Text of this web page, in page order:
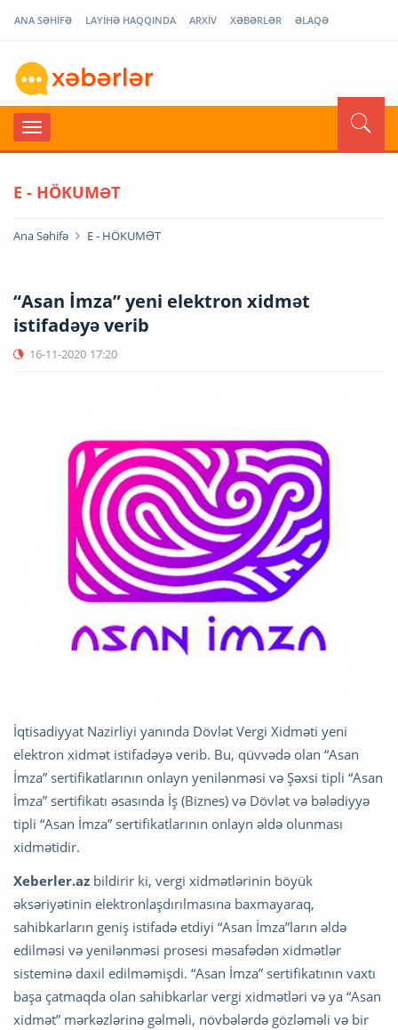
ANA SƏHİFƏ LAYİHƏ HAQQINDA ARXİV XƏBƏRLƏR ƏLAQƏ
E - HÖKUMƏT
Ana Səhifə E - HÖKUMƏT
“Asan İmza” yeni elektron xidmət
istifadəyə verib
16-11-2020 17:20
İqtisadiyyat Nazirliyi yanında Dövlət Vergi Xidməti yeni
elektron xidmət istifadəyə verib. Bu, qüvvədə olan “Asan
İmza” sertifikatlarının onlayn yenilənməsi və Şəxsi tipli “Asan
İmza” sertifikatı əsasında İş (Biznes) və Dövlət və bələdiyyə
tipli “Asan İmza” sertifikatlarının onlayn əldə olunması
xidmətidir.
Xeberler.az bildirir ki, vergi xidmətlərinin böyük
əksəriyətinin elektronlaşdırılmasına baxmayaraq,
sahibkarların geniş istifadə etdiyi “Asan İmza”ların əldə
edilməsi və yenilənməsi prosesi məsafədən xidmətlər
sisteminə daxil edilməmişdi. “Asan İmza” sertifikatının vaxtı
başa çatmaqda olan sahibkarlar vergi xidmətləri və ya “Asan
xidmət” mərkəzlərinə gəlməli, növbələrdə gözləməli və bir